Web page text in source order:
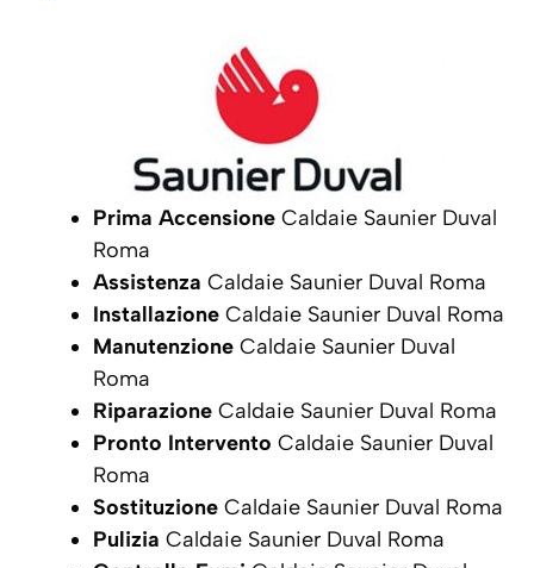
Prima Accensione Caldaie Saunier Duval
Roma
Assistenza Caldaie Saunier Duval Roma
Installazione Caldaie Saunier Duval Roma
Manutenzione Caldaie Saunier Duval
Roma
Riparazione Caldaie Saunier Duval Roma
Pronto Intervento Caldaie Saunier Duval
Roma
Sostituzione Caldaie Saunier Duval Roma
Pulizia Caldaie Saunier Duval Roma